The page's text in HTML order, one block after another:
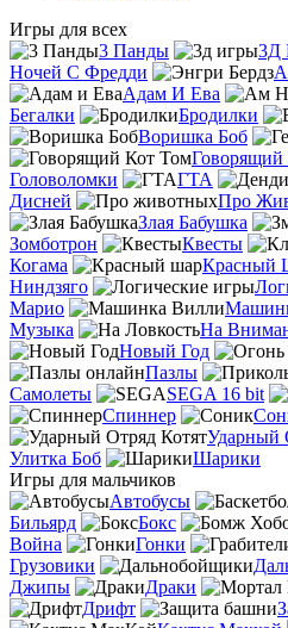
Игры для всех
3 Панды
3Д
Ночей С Фредди
Адам И Ева
Бегалки
Бродилки
Воришка Боб
Говорящий
Головоломки
ГТА
Дисней
Про
Злая Бабушка
Зомботрон
Квесты
Когама
Красный
Ниндзяго
Марио
Музыка
На
Новый Год
Пазлы
Самолеты
SEGA 16 bit
Спиннер
Ударный
Улитка Боб
Шарики
Игры для мальчиков
Автобусы
Бильярд
Бокс
Война
Гонки
Грузовики
Джипы
Драки
Дрифт